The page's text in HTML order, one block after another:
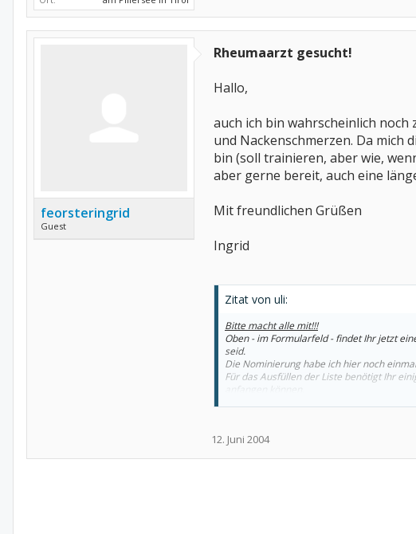
feorsteringrid
Guest
Rheumaarzt gesucht!
Hallo,
auch ich bin wahrscheinlich
und Nackenschmerzen. Da mich
bin (soll trainieren, aber wie,
aber gerne bereit, auch eine
Mit freundlichen Grüßen
Ingrid
Zitat von uli:
Bitte macht alle mit!!!
Oben - im Formularfeld - findet Ihr jetzt
seid.
Die Nominierung habe ich hier noch
Für das Ausfüllen der Liste benötigt Ihr
anfangen können.
Bitte tragt aber nur internistische
Je mehr von Euch mitmachen, desto
12. Juni 2004